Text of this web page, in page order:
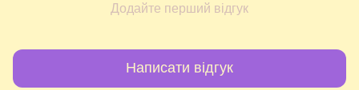
Додайте перший відгук
Написати відгук